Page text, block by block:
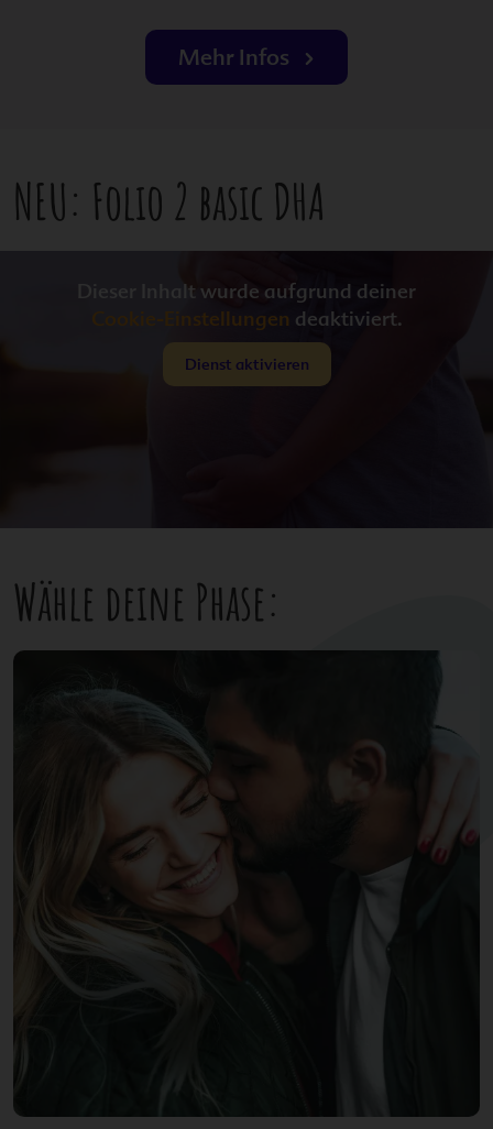
Mehr Infos
NEU: Folio 2 basic DHA
Dieser Inhalt wurde aufgrund deiner
Cookie-Einstellungen deaktiviert.
Dienst aktivieren
Wähle deine Phase: